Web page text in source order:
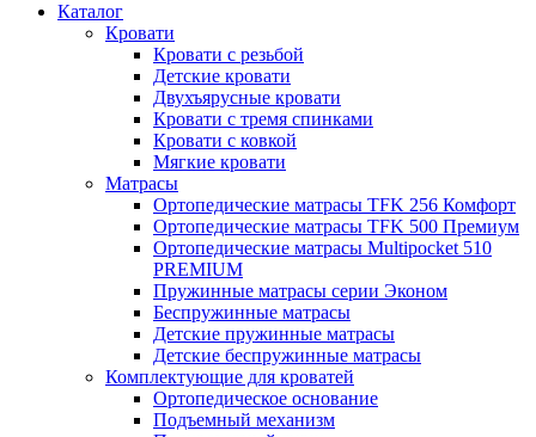
Каталог
Кровати
Кровати с резьбой
Детские кровати
Двухъярусные кровати
Кровати с тремя спинками
Кровати с ковкой
Мягкие кровати
Матрасы
Ортопедические матрасы TFK 256 Комфорт
Ортопедические матрасы TFK 500 Премиум
Ортопедические матрасы Multipocket 510
PREMIUM
Пружинные матрасы серии Эконом
Беспружинные матрасы
Детские пружинные матрасы
Детские беспружинные матрасы
Комплектующие для кроватей
Ортопедическое основание
Подъемный механизм